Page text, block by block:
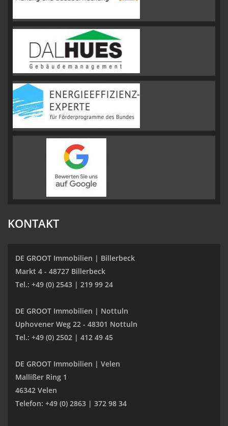
KONTAKT
DE GROOT Immobilien | Billerbeck
Markt 4 - 48727 Billerbeck
Tel.: +49 (0) 2543 | 219 99 24
DE GROOT Immobilien | Nottuln
Uphovener Weg 22 - 48301 Nottuln
Tel.: +49 (0) 2502 | 412 49 45
DE GROOT Immobilien | Velen
Mallißer Ring 1
46342 Velen
Telefon: +49 (0) 2863 | 372 98 34